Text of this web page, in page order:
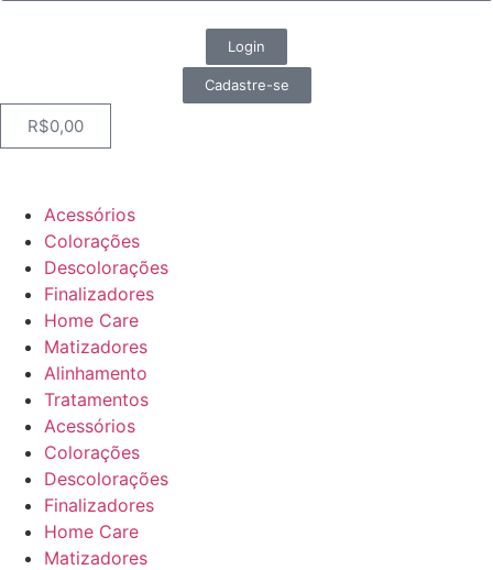
Login
Cadastre-se
R$0,00
Acessórios
Colorações
Descolorações
Finalizadores
Home Care
Matizadores
Alinhamento
Tratamentos
Acessórios
Colorações
Descolorações
Finalizadores
Home Care
Matizadores